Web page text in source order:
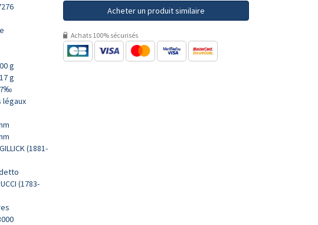
g
g
légaux
(1881-
(1783-
Acheter un produit similaire
Achats 100% sécurisés